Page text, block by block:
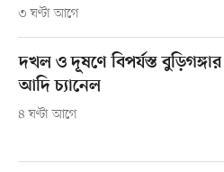
৩ ঘণ্টা আগে
দখল ও দূষণে বিপর্যস্ত বুড়িগঙ্গার
আদি চ্যানেল
৪ ঘণ্টা আগে